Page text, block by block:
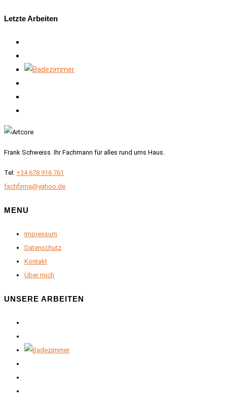
Letzte Arbeiten
Frank Schweiss. Ihr Fachmann für alles rund ums Haus.
Tel: +34 678 916 761
fachfirma@yahoo.de
MENU
Impressum
Datenschutz
Kontakt
Über mich
UNSERE ARBEITEN